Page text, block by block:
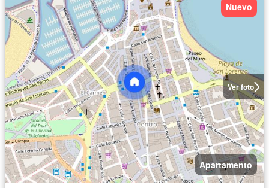
Ver foto
Nuevo
Apartamento